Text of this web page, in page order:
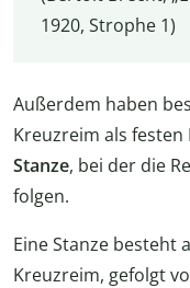
1920, Strophe 1)
Außerdem haben
Kreuzreim als festen
Stanze, bei der die
folgen.
Eine Stanze besteht
Kreuzreim, gefolgt